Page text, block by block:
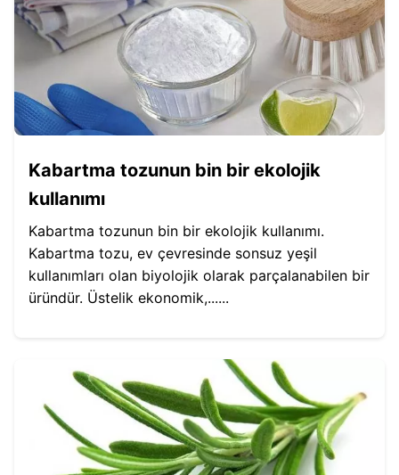
Kabartma tozunun bin bir ekolojik
kullanımı
Kabartma tozunun bin bir ekolojik kullanımı.
Kabartma tozu, ev çevresinde sonsuz yeşil
kullanımları olan biyolojik olarak parçalanabilen bir
üründür. Üstelik ekonomik,......